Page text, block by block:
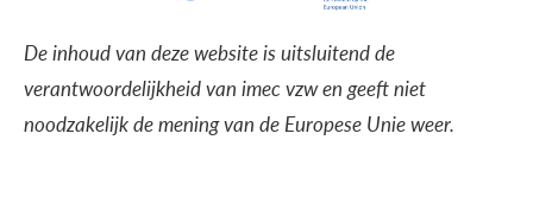
De inhoud van deze website is uitsluitend de
verantwoordelijkheid van imec vzw en geeft niet
noodzakelijk de mening van de Europese Unie weer.